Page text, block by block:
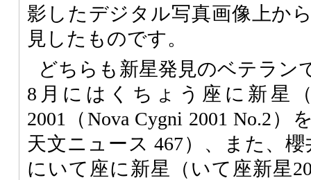
影したデジタル写真画像上か
見したものです。
どちらも新星発見のベテラン
8月にはくちょう座に新星
2001（Nova Cygni 2001 No.2
天文ニュース 467）、また、
にいて座に新星（いて座新星